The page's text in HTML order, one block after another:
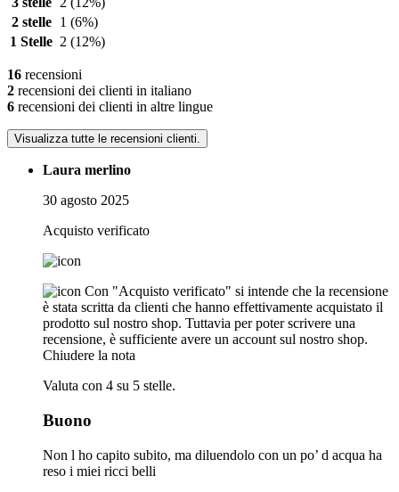
2 stelle
1 (6%)
1 Stelle 2 (12%)
16 recensioni
2 recensioni dei clienti in italiano
6 recensioni dei clienti in altre lingue
Visualizza tutte le recensioni clienti.
Laura merlino
30 agosto 2025
Acquisto verificato
Con "Acquisto verificato" si intende che la recensione
è stata scritta da clienti che hanno effettivamente acquistato il
prodotto sul nostro shop. Tuttavia per poter scrivere una
recensione, è sufficiente avere un account sul nostro shop.
Chiudere la nota
Valuta con 4 su 5 stelle.
Buono
Non l ho capito subito, ma diluendolo con un po’ d acqua ha
reso i miei ricci belli